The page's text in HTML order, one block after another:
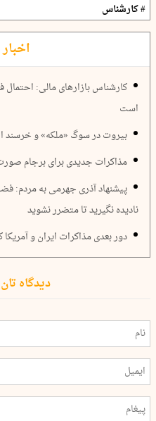
# کارشناس
کارشناس بازارهای مالی: احتمال
است
بیروت در سوگ «ملکه» و خرسند
مذاکرات جدیدی برای برجام
پیشنهاد آذری جهرمی به مردم:
نادیده نگیرید تا متضرر نشوید
دور بعدی مذاکرات ایران و
دیدگاه